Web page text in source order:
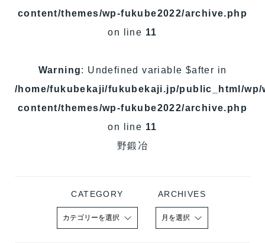
content/themes/wp-fukube2022/archive.php
on line 11
Warning: Undefined variable $after in
/home/fukubekaji/fukubekaji.jp/public_html/wp/
content/themes/wp-fukube2022/archive.php
on line 11
野鍛冶
CATEGORY ARCHIVES